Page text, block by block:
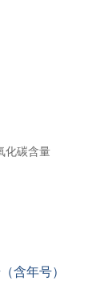
化碳含量
含年号）